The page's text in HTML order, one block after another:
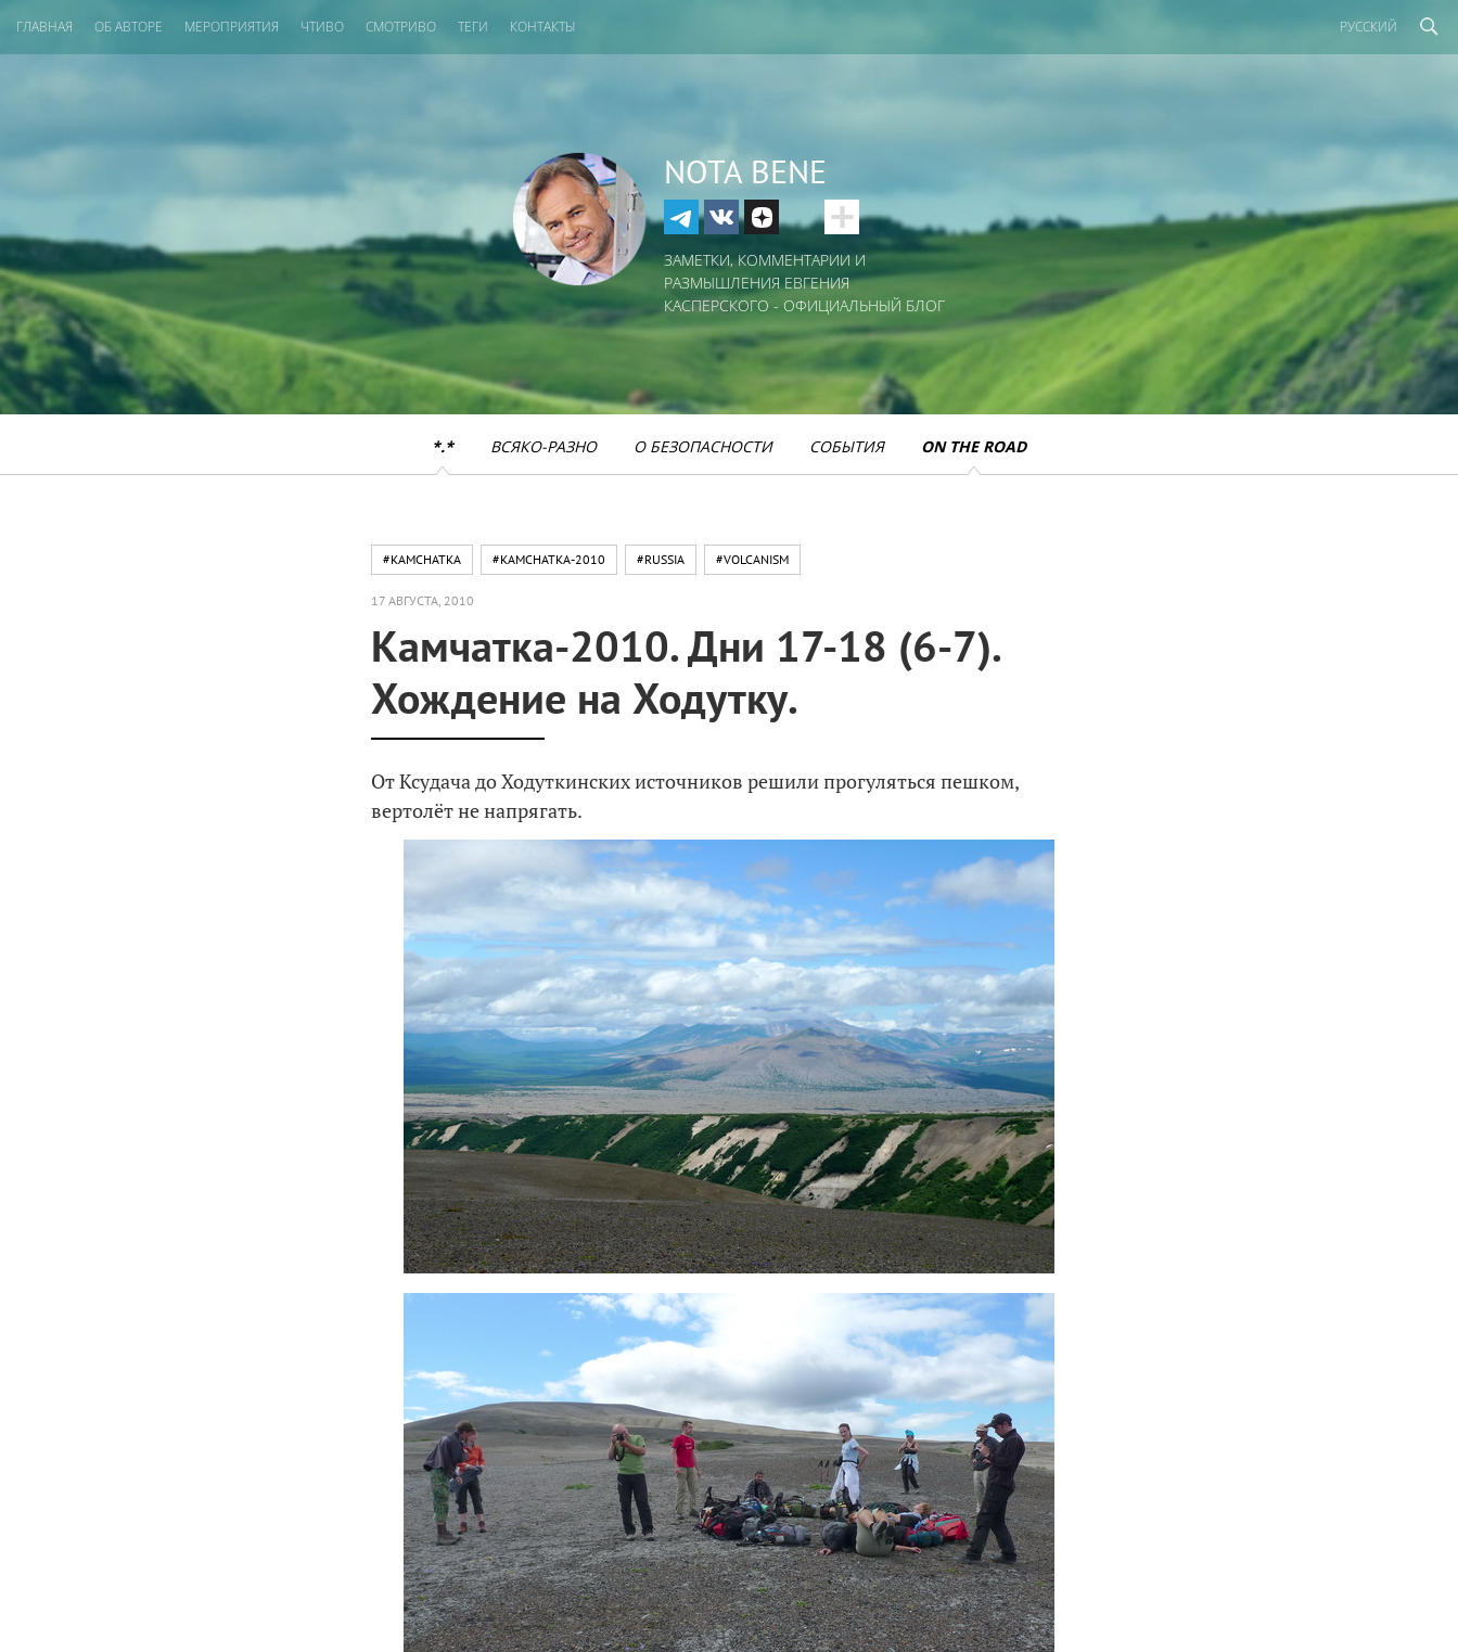
ГЛАВНАЯ ОБ АВТОРЕ МЕРОПРИЯТИЯ ЧТИВО СМОТРИВО ТЕГИ КОНТАКТЫ РУССКИЙ
NOTA BENE
ЗАМЕТКИ, КОММЕНТАРИИ И
РАЗМЫШЛЕНИЯ ЕВГЕНИЯ
КАСПЕРСКОГО - ОФИЦИАЛЬНЫЙ БЛОГ
*.* ВСЯКО-РАЗНО О БЕЗОПАСНОСТИ СОБЫТИЯ ON THE ROAD
#KAMCHATKA #KAMCHATKA-2010 #RUSSIA #VOLCANISM
17 АВГУСТА, 2010
Камчатка-2010. Дни 17-18 (6-7).
Хождение на Ходутку.
От Ксудача до Ходуткинских источников решили прогуляться пешком,
вертолёт не напрягать.